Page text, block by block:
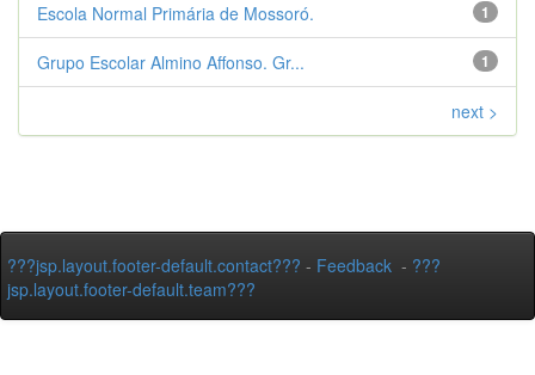
1
Escola Normal Primária de Mossoró.
1
Grupo Escolar Almino Affonso. Gr...
next >
???jsp.layout.footer-default.contact??? - Feedback - ???
jsp.layout.footer-default.team???